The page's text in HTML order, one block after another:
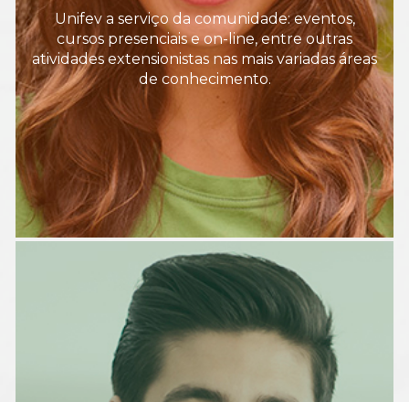
Unifev a serviço da comunidade: eventos,
cursos presenciais e on-line, entre outras
atividades extensionistas nas mais variadas áreas
de conhecimento.